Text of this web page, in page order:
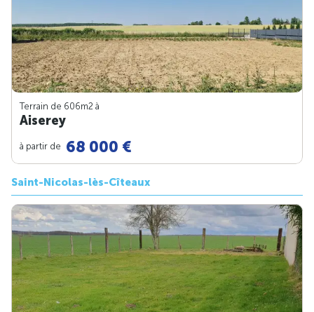
Terrain de 606m2 à
Aiserey
à partir de 68 000 €
Saint-Nicolas-lès-Cîteaux